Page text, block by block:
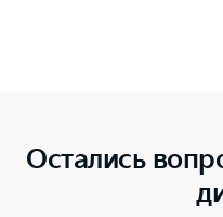
Остались